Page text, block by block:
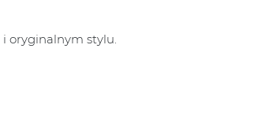
oryginalnym stylu.